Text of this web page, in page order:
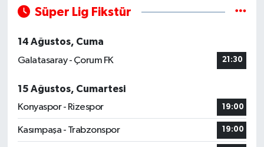
Süper Lig Fikstür
14 Ağustos, Cuma
Galatasaray - Çorum FK
21:30
15 Ağustos, Cumartesi
Konyaspor - Rizespor
19:00
Kasımpaşa - Trabzonspor 19:00